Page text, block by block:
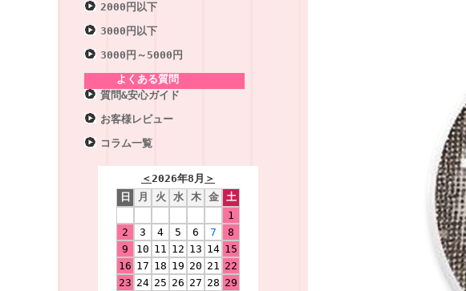
2000円以下
3000円以下
3000円～5000円
よくある質問
質問&安心ガイド
お客様レビュー
コラム一覧
＜2026年8月 ＞
日
月 火 水 木 金
土
1
2
3 4 5 6 7
8
9
10 11 12 13 14 15
16 17 18 19 20 21 22
23 24 25 26 27 28 29